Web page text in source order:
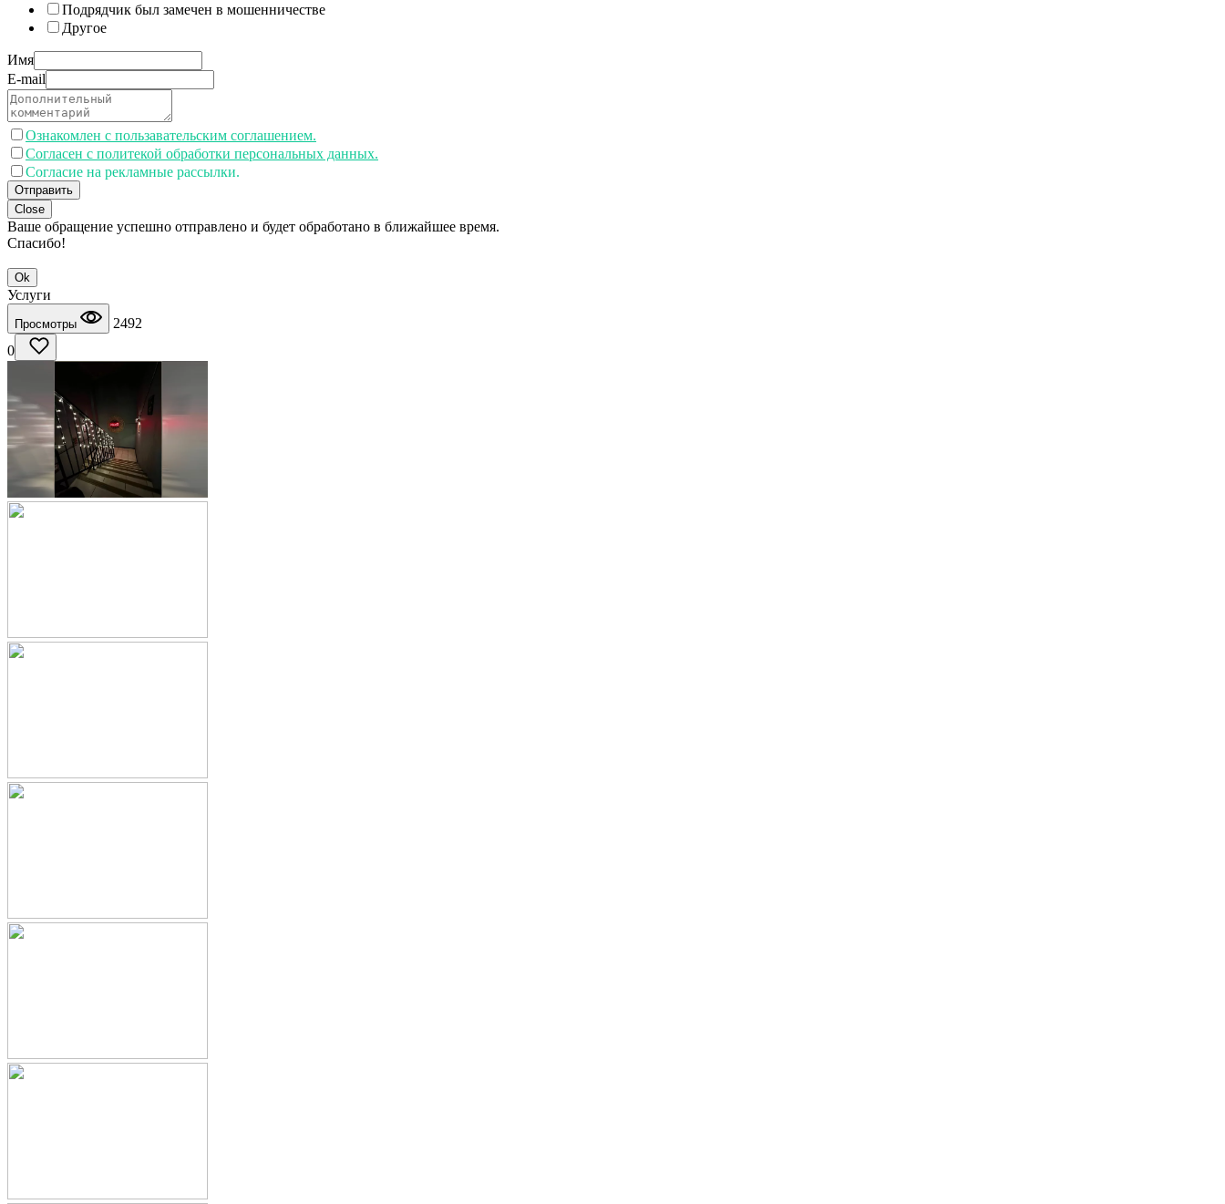
Подрядчик был замечен в мошенничестве
Другое
Имя
E-mail
Ознакомлен с пользавательским соглашением.
Согласен с политекой обработки персональных данных.
Согласие на рекламные рассылки.
Отправить
Close
Ваше обращение успешно отправлено и будет обработано в ближайшее время.
Спасибо!
Ok
Услуги
Просмотры
2492
0